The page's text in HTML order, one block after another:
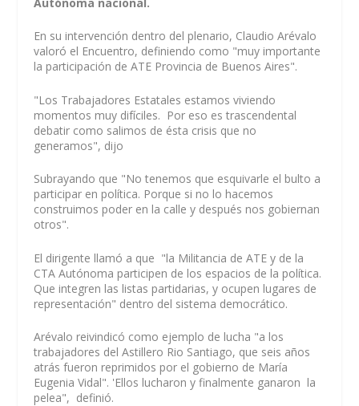
En su intervención dentro del plenario, Claudio Arévalo
valoró el Encuentro, definiendo como "muy importante
la participación de ATE Provincia de Buenos Aires".
"Los Trabajadores Estatales estamos viviendo
momentos muy difíciles. Por eso es trascendental
debatir como salimos de ésta crisis que no
generamos", dijo
Subrayando que "No tenemos que esquivarle el bulto a
participar en política. Porque si no lo hacemos
construimos poder en la calle y después nos gobiernan
otros".
El dirigente llamó a que "la Militancia de ATE y de la
CTA Autónoma participen de los espacios de la política.
Que integren las listas partidarias, y ocupen lugares de
representación" dentro del sistema democrático.
Arévalo reivindicó como ejemplo de lucha "a los
trabajadores del Astillero Rio Santiago, que seis años
atrás fueron reprimidos por el gobierno de María
Eugenia Vidal". 'Ellos lucharon y finalmente ganaron la
pelea", definió.